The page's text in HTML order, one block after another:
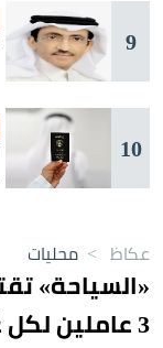
9
10
عكاظ > محليات
«السياحة»
3 عاملين لكل غرفة فندقية